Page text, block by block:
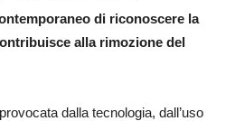
di riconoscere la
alla rimozione del
dalla tecnologia, dall’uso